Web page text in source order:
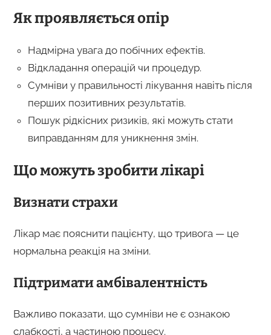
Як проявляється опір
Надмірна увага до побічних ефектів.
Відкладання операцій чи процедур.
Сумніви у правильності лікування навіть після
перших позитивних результатів.
Пошук рідкісних ризиків, які можуть стати
виправданням для уникнення змін.
Що можуть зробити лікарі
Визнати страхи
Лікар має пояснити пацієнту, що тривога — це
нормальна реакція на зміни.
Підтримати амбівалентність
Важливо показати, що сумніви не є ознакою
слабкості, а частиною процесу.